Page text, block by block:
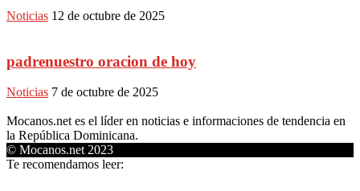
Noticias 12 de octubre de 2025
padrenuestro oracion de hoy
Noticias 7 de octubre de 2025
Mocanos.net es el líder en noticias e informaciones de tendencia en
la República Dominicana.
© Mocanos.net 2023
Te recomendamos leer: